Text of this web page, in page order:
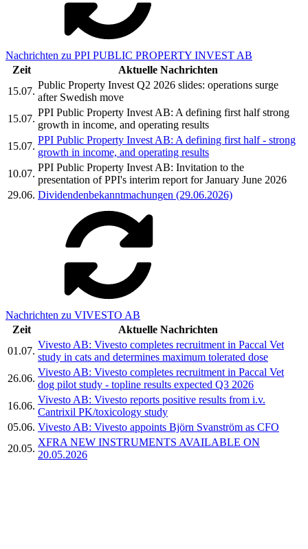
Nachrichten zu PPI PUBLIC PROPERTY INVEST AB
Zeit
Aktuelle Nachrichten
15.07.
Public Property Invest Q2 2026 slides: operations surge
after Swedish move
15.07.
PPI Public Property Invest AB: A defining first half strong
growth in income, and operating results
15.07.
PPI Public Property Invest AB: A defining first half - strong
growth in income, and operating results
10.07.
PPI Public Property Invest AB: Invitation to the
presentation of PPI's interim report for January June 2026
29.06. Dividendenbekanntmachungen (29.06.2026)
Nachrichten zu VIVESTO AB
Zeit
Aktuelle Nachrichten
01.07.
Vivesto AB: Vivesto completes recruitment in Paccal Vet
study in cats and determines maximum tolerated dose
26.06.
Vivesto AB: Vivesto completes recruitment in Paccal Vet
dog pilot study - topline results expected Q3 2026
16.06.
Vivesto AB: Vivesto reports positive results from i.v.
Cantrixil PK/toxicology study
05.06. Vivesto AB: Vivesto appoints Björn Svanström as CFO
20.05.
XFRA NEW INSTRUMENTS AVAILABLE ON
20.05.2026